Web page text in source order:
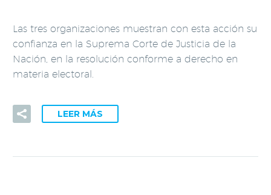
Las tres organizaciones muestran con esta acción su
confianza en la Suprema Corte de Justicia de la
Nación, en la resolución conforme a derecho en
materia electoral.
LEER MÁS